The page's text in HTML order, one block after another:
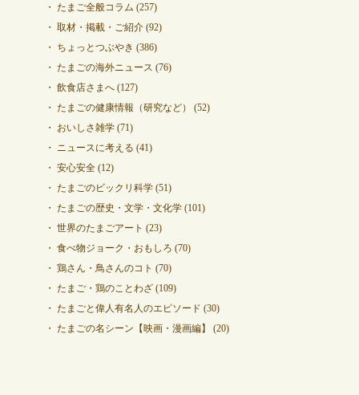
たまご全般コラム (257)
取材・掲載・ご紹介(92)
ちょっとつぶやき (386)
たまごの海外ニュース (76)
飲食店さまへ(127)
たまごの健康情報（研究など）
(52)
おいしさ雑学(71)
ニュースに考える (41)
安心安全(12)
たまごのビックリ科学(51)
たまごの歴史・文学・文化学(101)
世界のたまごアート (23)
食べ物ジョーク・おもしろ (70)
鶏さん・鳥さんのコト (70)
たまご・鶏のことわざ(109)
たまごと偉人有名人のエピソード (30)
たまごの名シーン【映画・漫画編】
(20)